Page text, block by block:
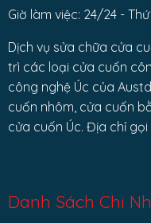
Giờ làm việc: 24/24 -
Dịch vụ sửa chữa cửa
trì các loại cửa cuốn
công nghệ Úc của
cuốn nhôm, cửa cuốn
cửa cuốn Úc. Địa chỉ
Danh Sách Chi